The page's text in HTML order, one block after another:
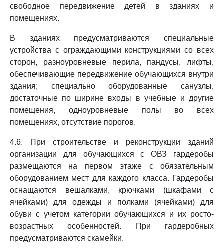
свободное передвижение детей в зданиях и
помещениях.
В зданиях предусматриваются специальные
устройства с ограждающими конструкциями со всех
сторон, разноуровневые перила, пандусы, лифты,
обеспечивающие передвижение обучающихся внутри
здания; специально оборудованные санузлы,
достаточные по ширине входы в учебные и другие
помещения, одноуровневые полы во всех
помещениях, отсутствие порогов.
4.6. При строительстве и реконструкции зданий
организации для обучающихся с ОВЗ гардеробы
размещаются на первом этаже с обязательным
оборудованием мест для каждого класса. Гардеробы
оснащаются вешалками, крючками (шкафами с
ячейками) для одежды и полками (ячейками) для
обуви с учетом категории обучающихся и их росто-
возрастных особенностей. При гардеробных
предусматриваются скамейки.